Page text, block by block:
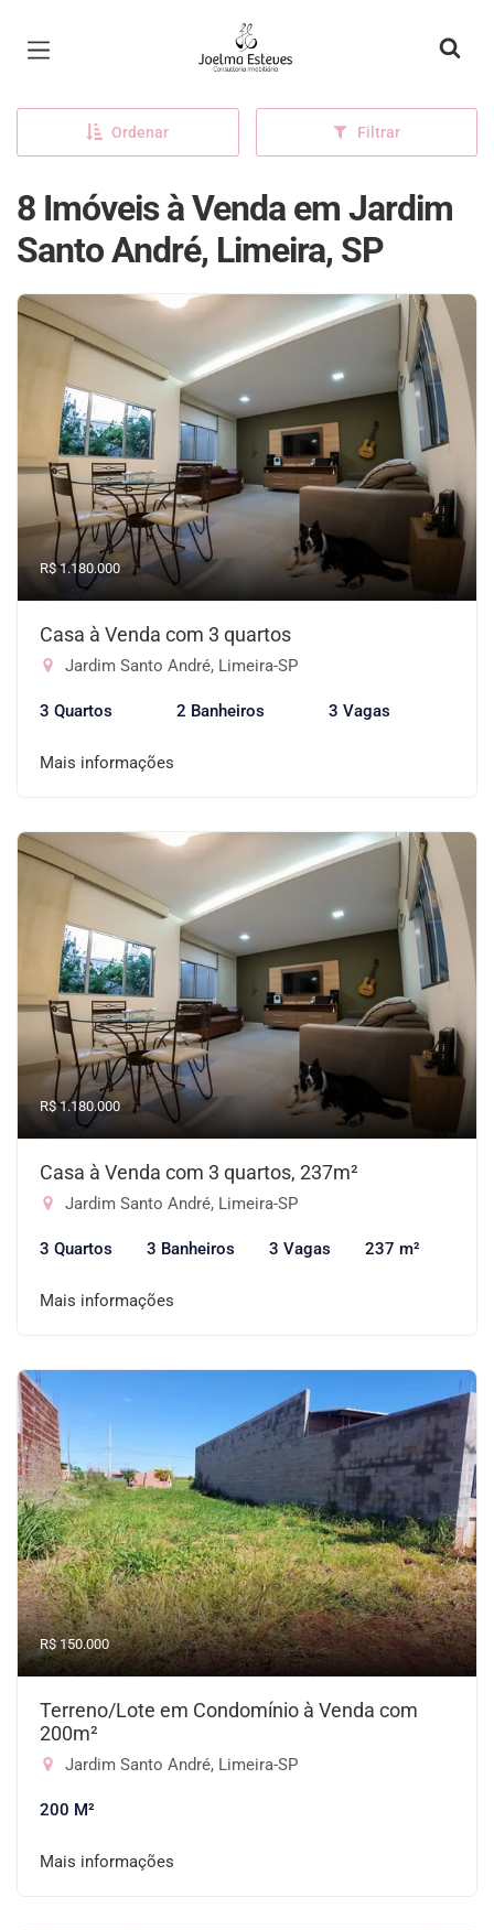
Página inicial
Ordenar Filtrar
8 Imóveis à Venda em Jardim
Santo André, Limeira, SP
R$ 1.180.000
Casa à Venda com 3 quartos
Jardim Santo André, Limeira-SP
3 Quartos 2 Banheiros 3 Vagas
Mais informações
R$ 1.180.000
Casa à Venda com 3 quartos, 237m²
Jardim Santo André, Limeira-SP
3 Quartos 3 Banheiros 3 Vagas 237 m²
Mais informações
R$ 150.000
Terreno/Lote em Condomínio à Venda com
200m²
Jardim Santo André, Limeira-SP
200 M²
Mais informações